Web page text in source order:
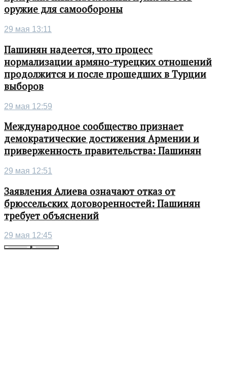
оружие для самообороны
29 мая 13:11
Пашинян надеется, что процесс
нормализации армяно-турецких отношений
продолжится и после прошедших в Турции
выборов
29 мая 12:59
Международное сообщество признает
демократические достижения Армении и
приверженность правительства: Пашинян
29 мая 12:51
Заявления Алиева означают отказ от
брюссельских договоренностей: Пашинян
требует объяснений
29 мая 12:45